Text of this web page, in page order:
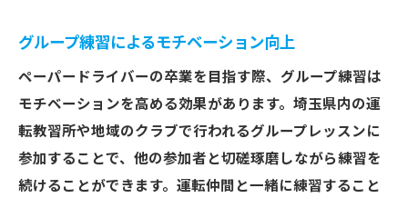
グループ練習によるモチベーション向上
ペーパードライバーの卒業を目指す際、グループ練習は
モチベーションを高める効果があります。埼玉県内の運
転教習所や地域のクラブで行われるグループレッスンに
参加することで、他の参加者と切磋琢磨しながら練習を
続けることができます。運転仲間と一緒に練習すること